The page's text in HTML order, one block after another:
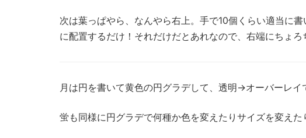
次は葉っぱやら、なんやら右上。手で10個くらい適当に
に配置するだけ！それだけだとあれなので、右端にちょ
月は円を書いて黄色の円グラデして、透明→オーバーレイ
蛍も同様に円グラデで何種か色を変えたりサイズを変えた